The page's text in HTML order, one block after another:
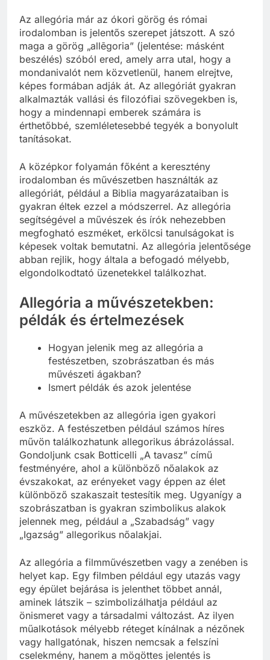
Az allegória már az ókori görög és római
irodalomban is jelentős szerepet játszott. A szó
maga a görög „allēgoria” (jelentése: másként
beszélés) szóból ered, amely arra utal, hogy a
mondanivalót nem közvetlenül, hanem elrejtve,
képes formában adják át. Az allegóriát gyakran
alkalmazták vallási és filozófiai szövegekben is,
hogy a mindennapi emberek számára is
érthetőbbé, szemléletesebbé tegyék a bonyolult
tanításokat.
A középkor folyamán főként a keresztény
irodalomban és művészetben használták az
allegóriát, például a Biblia magyarázataiban is
gyakran éltek ezzel a módszerrel. Az allegória
segítségével a művészek és írók nehezebben
megfogható eszméket, erkölcsi tanulságokat is
képesek voltak bemutatni. Az allegória jelentősége
abban rejlik, hogy általa a befogadó mélyebb,
elgondolkodtató üzenetekkel találkozhat.
Allegória a művészetekben:
példák és értelmezések
Hogyan jelenik meg az allegória a
festészetben, szobrászatban és más
művészeti ágakban?
Ismert példák és azok jelentése
A művészetekben az allegória igen gyakori
eszköz. A festészetben például számos híres
művön találkozhatunk allegorikus ábrázolással.
Gondoljunk csak Botticelli „A tavasz” című
festményére, ahol a különböző nőalakok az
évszakokat, az erényeket vagy éppen az élet
különböző szakaszait testesítik meg. Ugyanígy a
szobrászatban is gyakran szimbolikus alakok
jelennek meg, például a „Szabadság” vagy
„Igazság” allegorikus nőalakjai.
Az allegória a filmművészetben vagy a zenében is
helyet kap. Egy filmben például egy utazás vagy
egy épület bejárása is jelenthet többet annál,
aminek látszik – szimbolizálhatja például az
önismeret vagy a társadalmi változást. Az ilyen
műalkotások mélyebb réteget kínálnak a nézőnek
vagy hallgatónak, hiszen nemcsak a felszíni
cselekmény, hanem a mögöttes jelentés is